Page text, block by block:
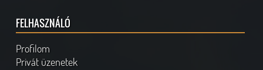
FELHASZNÁLÓ
Profilom
Privát üzenetek